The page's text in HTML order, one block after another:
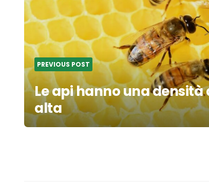
PREVIOUS POST
Le api hanno una
alta